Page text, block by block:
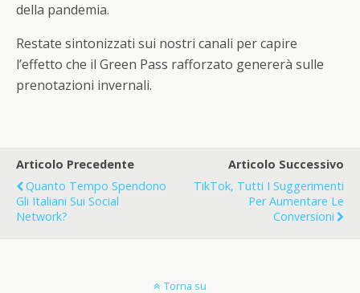
della pandemia.
Restate sintonizzati sui nostri canali per capire
l’effetto che il Green Pass rafforzato genererà sulle
prenotazioni invernali.
Articolo Precedente
Quanto Tempo Spendono
Gli Italiani Sui Social
Network?
Articolo Successivo
TikTok, Tutti I Suggerimenti
Per Aumentare Le
Conversioni
Torna su